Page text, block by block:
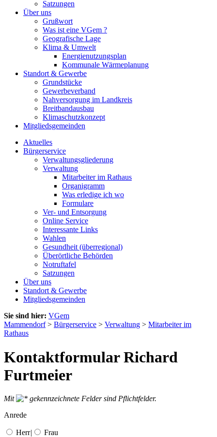
Satzungen
Über uns
Grußwort
Was ist eine VGem ?
Geografische Lage
Klima & Umwelt
Energienutzungsplan
Kommunale Wärmeplanung
Standort & Gewerbe
Grundstücke
Gewerbeverband
Nahversorgung im Landkreis
Breitbandausbau
Klimaschutzkonzept
Mitgliedsgemeinden
Aktuelles
Bürgerservice
Verwaltungsgliederung
Verwaltung
Mitarbeiter im Rathaus
Organigramm
Was erledige ich wo
Formulare
Ver- und Entsorgung
Online Service
Interessante Links
Wahlen
Gesundheit (überregional)
Überörtliche Behörden
Notruftafel
Satzungen
Über uns
Standort & Gewerbe
Mitgliedsgemeinden
Sie sind hier: VGem
Mammendorf> Bürgerservice > Verwaltung > Mitarbeiter im
Rathaus
Kontaktformular Richard
Furtmeier
Mit
gekennzeichnete Felder sind Pflichtfelder.
Anrede
Herr| Frau